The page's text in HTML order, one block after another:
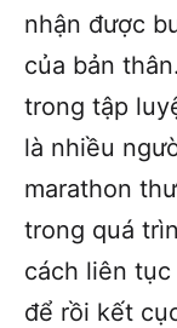
nhận được
của bản
trong tập
là nhiều
marathon
trong quá
cách liên
để rồi kết